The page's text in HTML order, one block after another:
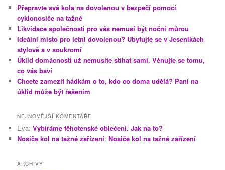
Přepravte svá kola na dovolenou v bezpečí pomocí
cyklonosiče na tažné
Likvidace společnosti pro vás nemusí být noční můrou
Ideální místo pro letní dovolenou? Ubytujte se v Jeseníkách
stylově a v soukromí
Úklid domácnosti už nemusíte stíhat sami. Věnujte se tomu,
co vás baví
Chcete zamezit hádkám o to, kdo co doma udělá? Paní na
úklid může být řešením
NEJNOVĚJŠÍ KOMENTÁŘE
Eva:Vybíráme těhotenské oblečení. Jak na to?
Nosiče kol na tažné zařízení:Nosiče kol na tažné zařízení
ARCHIVY